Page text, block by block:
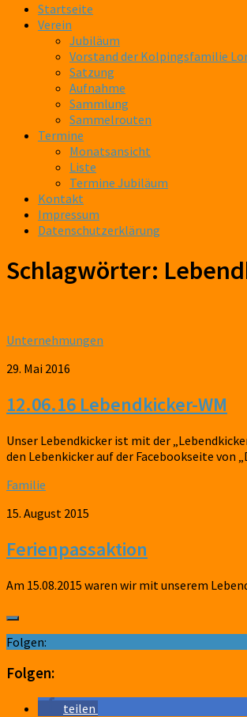
Startseite
Verein
Jubiläum
Vorstand der Kolpingsfamilie
Satzung
Aufnahme
Sammlung
Sammelrouten
Termine
Monatsansicht
Liste
Termine Jubiläum
Kontakt
Impressum
Datenschutzerklärung
Schlagwörter:
Unternehmungen
29. Mai 2016
12.06.16 Lebendkicker-WM
Unser Lebendkicker ist mit der
den Lebenkicker auf der Facebookseite von
Familie
15. August 2015
Ferienpassaktion
Am 15.08.2015 waren wir mit unserem
Folgen:
Folgen:
teilen